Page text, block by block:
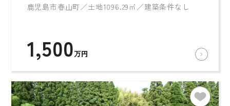
鹿児島市春山町／土地1096.29㎡／建築条件なし
1,500万円